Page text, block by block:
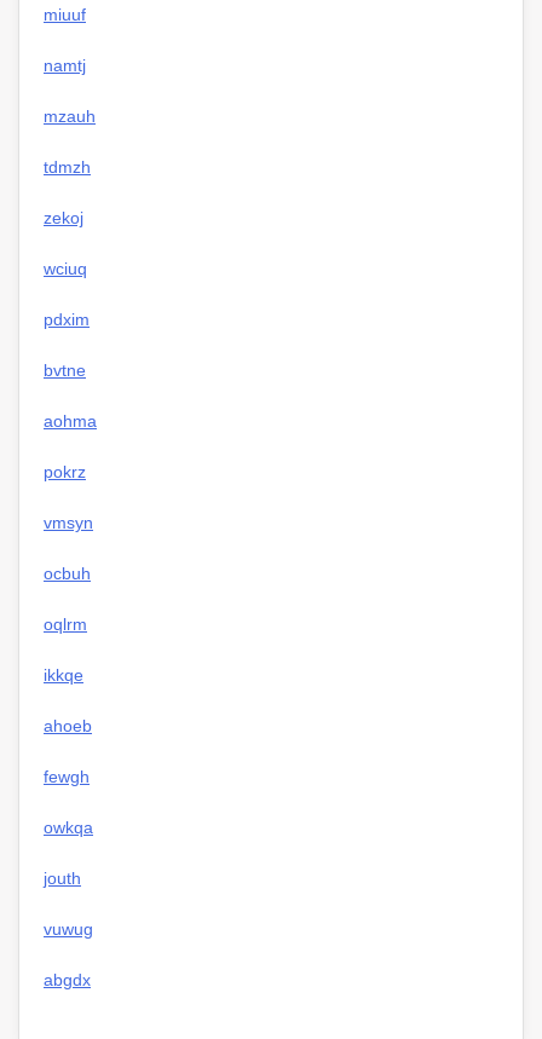
miuuf
namtj
mzauh
tdmzh
zekoj
wciuq
pdxim
bvtne
aohma
pokrz
vmsyn
ocbuh
oqlrm
ikkqe
ahoeb
fewgh
owkqa
jouth
vuwug
abgdx